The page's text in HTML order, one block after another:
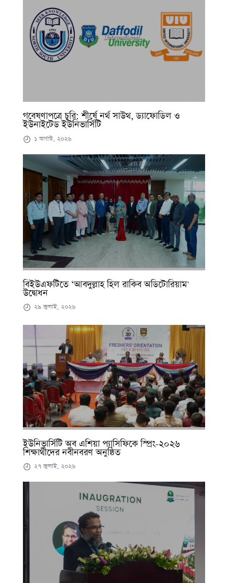
গবেষণাপত্রে চুরি: শীর্ষে নর্থ সাউথ, ড্যাফোডিল ও
ইউনাইটেড ইউনিভার্সিটি
১ অগাস্ট, ২০২৬
বিইউএফটিতে ‘আবদুল্লাহ হিল রাকিব অডিটোরিয়াম'
উদ্বোধন
২৯ জুলাই, ২০২৬
ইউনিভার্সিটি অব এশিয়া প্যাসিফিকে স্প্রিং-২০২৬
শিক্ষার্থীদের নবীনবরণ অনুষ্ঠিত
২৭ জুলাই, ২০২৬